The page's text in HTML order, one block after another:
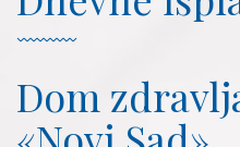
Dom